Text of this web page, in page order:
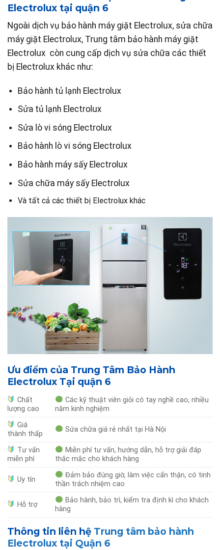
Electrolux tại quận 6
Ngoài dịch vụ bảo hành máy giặt Electrolux, sửa chữa
máy giặt Electrolux, Trung tâm bảo hành máy giặt
Electrolux còn cung cấp dịch vụ sửa chữa các thiết
bị Electrolux khác như:
Bảo hành tủ lạnh Electrolux
Sửa tủ lạnh Electrolux
Sửa lò vi sóng Electrolux
Bảo hành lò vi sóng Electrolux
Bảo hành máy sấy Electrolux
Sửa chữa máy sấy Electrolux
Và tất cả các thiết bị Electrolux khác
Ưu điểm của Trung Tâm Bảo Hành
Electrolux Tại quận 6
Chất
lượng cao
Các kỹ thuật viên giỏi có tay nghề cao, nhiều
năm kinh nghiệm
Giá
thành thấp
Sửa chữa giá rẻ nhất tại Hà Nội
Tư vấn
miễn phí
Miễn phí tư vấn, hướng dẫn, hỗ trợ giải đáp
thắc mắc cho khách hàng
Uy tín
Đảm bảo đúng giờ, làm việc cẩn thận, có tinh
thần trách nhiệm cao
Hỗ trợ
Bảo hành, bảo trì, kiểm tra định kì cho khách
hàng
Thông tin liên hệ Trung tâm bảo hành
Electrolux tại Quận 6